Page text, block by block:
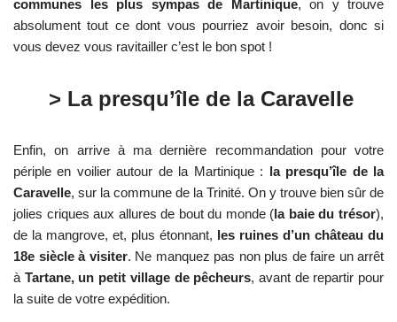
communes les plus sympas de Martinique, on y trouve
absolument tout ce dont vous pourriez avoir besoin, donc si
vous devez vous ravitailler c’est le bon spot !
> La presqu’île de la Caravelle
Enfin, on arrive à ma dernière recommandation pour votre
périple en voilier autour de la Martinique : la presqu’île de la
Caravelle, sur la commune de la Trinité. On y trouve bien sûr de
jolies criques aux allures de bout du monde (la baie du trésor),
de la mangrove, et, plus étonnant, les ruines d’un château du
18e siècle à visiter. Ne manquez pas non plus de faire un arrêt
à Tartane, un petit village de pêcheurs, avant de repartir pour
la suite de votre expédition.